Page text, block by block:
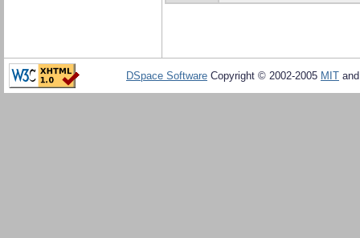
DSpace Software Copyright © 2002-2005 MIT